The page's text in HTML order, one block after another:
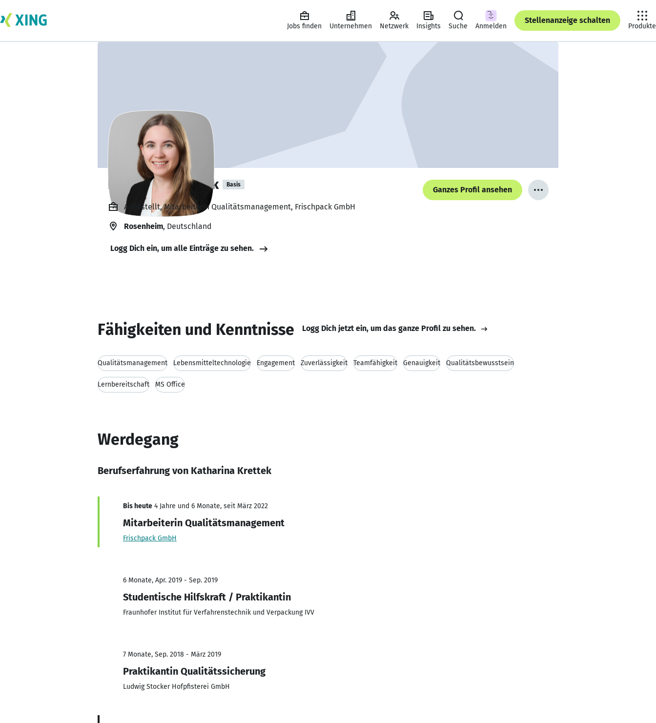
Jobs finden Unternehmen Netzwerk Insights Suche Anmelden
Stellenanzeige schalten
Produkte
Katharina Krettek Basis
Ganzes Profil ansehen
Angestellt, Mitarbeiterin Qualitätsmanagement, Frischpack GmbH
Rosenheim, Deutschland
Logg Dich ein, um alle Einträge zu sehen.
Fähigkeiten und Kenntnisse Logg Dich jetzt ein, um das ganze Profil zu sehen.
Qualitätsmanagement Lebensmitteltechnologie Engagement Zuverlässigkeit Teamfähigkeit Genauigkeit Qualitätsbewusstsein
Lernbereitschaft MS Office
Werdegang
Berufserfahrung von Katharina Krettek
Bis heute 4 Jahre und 6 Monate, seit März 2022
Mitarbeiterin Qualitätsmanagement
Frischpack GmbH
6 Monate, Apr. 2019 - Sep. 2019
Studentische Hilfskraft / Praktikantin
Fraunhofer Institut für Verfahrenstechnik und Verpackung IVV
7 Monate, Sep. 2018 - März 2019
Praktikantin Qualitätssicherung
Ludwig Stocker Hofpfisterei GmbH